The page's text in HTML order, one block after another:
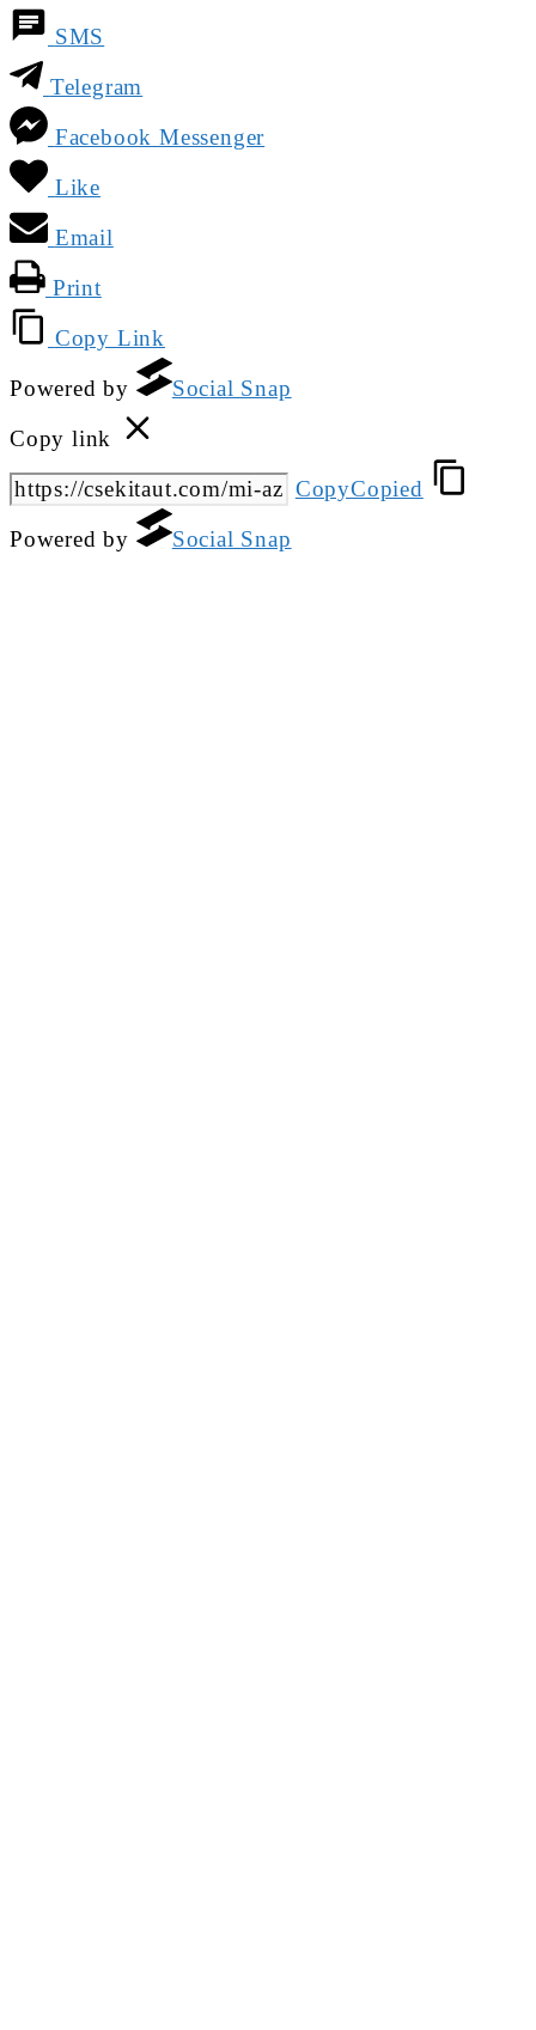
SMS
Telegram
Facebook Messenger
Like
Email
Print
Copy Link
Powered by
Social Snap
Copy link
CopyCopied
Powered by
Social Snap